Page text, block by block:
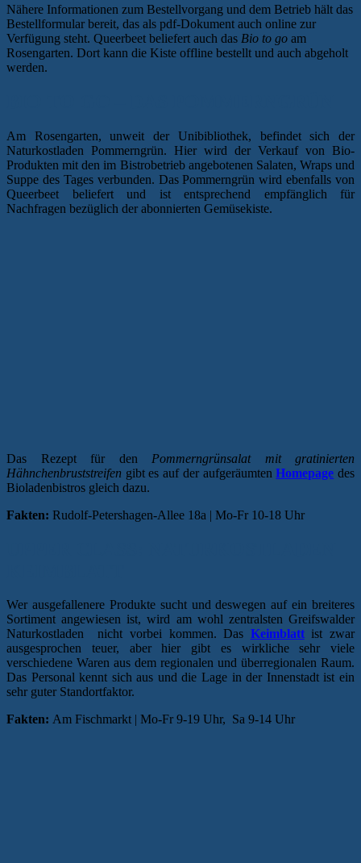
Nähere Informationen zum Bestellvorgang und dem Betrieb hält das
Bestellformular bereit, das als pdf-Dokument auch online zur
Verfügung steht. Queerbeet beliefert auch das Bio to go am
Rosengarten. Dort kann die Kiste offline bestellt und auch abgeholt
werden.
Am Rosengarten, unweit der Unibibliothek, befindet sich der
Naturkostladen Pommerngrün. Hier wird der Verkauf von Bio-
Produkten mit den im Bistrobetrieb angebotenen Salaten, Wraps und
Suppe des Tages verbunden. Das Pommerngrün wird ebenfalls von
Queerbeet beliefert und ist entsprechend empfänglich für
Nachfragen bezüglich der abonnierten Gemüsekiste.
Das Rezept für den Pommerngrünsalat mit gratinierten
Hähnchenbruststreifen gibt es auf der aufgeräumtenHomepage des
Bioladenbistros gleich dazu.
Fakten: Rudolf-Petershagen-Allee 18a | Mo-Fr 10-18 Uhr
Wer ausgefallenere Produkte sucht und deswegen auf ein breiteres
Sortiment angewiesen ist, wird am wohl zentralsten Greifswalder
Naturkostladen nicht vorbei kommen. Das Keimblattist zwar
ausgesprochen teuer, aber hier gibt es wirkliche sehr viele
verschiedene Waren aus dem regionalen und überregionalen Raum.
Das Personal kennt sich aus und die Lage in der Innenstadt ist ein
sehr guter Standortfaktor.
Fakten: Am Fischmarkt | Mo-Fr 9-19 Uhr, Sa 9-14 Uhr